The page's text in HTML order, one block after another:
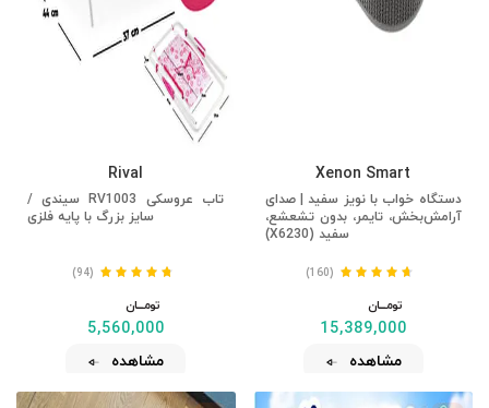
Xenon Smart
دستگاه خواب با نویز سفید | صدای
آرامش‌بخش، تایمر، بدون تشعشع،
سفید (X6230)
(160)
تومــــــان
15,389,000
مشاهده
Rival
تاب عروسکی RV1003 سیندی /
سایز بزرگ با پایه فلزی
(94)
تومــــــان
5,560,000
مشاهده